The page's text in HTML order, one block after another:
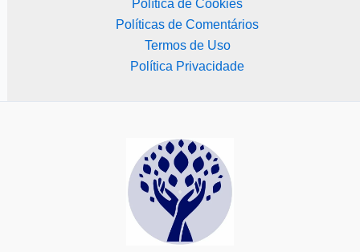
Política de Cookies
Políticas de Comentários
Termos de Uso
Política Privacidade